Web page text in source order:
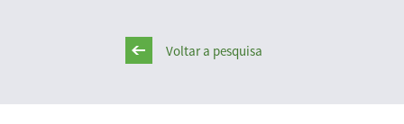
Voltar a pesquisa